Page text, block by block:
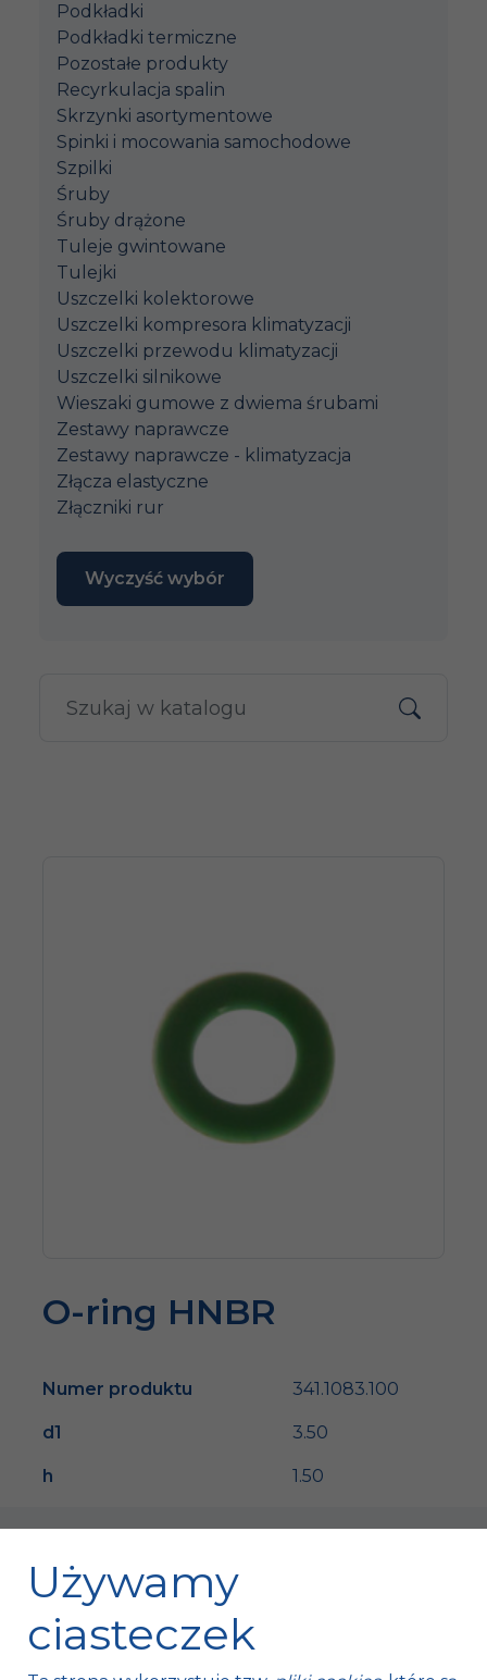
Podkładki
Podkładki termiczne
Pozostałe produkty
Recyrkulacja spalin
Skrzynki asortymentowe
Spinki i mocowania samochodowe
Szpilki
Śruby
Śruby drążone
Tuleje gwintowane
Tulejki
Uszczelki kolektorowe
Uszczelki kompresora klimatyzacji
Uszczelki przewodu klimatyzacji
Uszczelki silnikowe
Wieszaki gumowe z dwiema śrubami
Zestawy naprawcze
Zestawy naprawcze - klimatyzacja
Złącza elastyczne
Złączniki rur
Wyczyść wybór
O-ring HNBR
Numer produktu 341.1083.100
d1 3.50
h 1.50
Używamy
ciasteczek